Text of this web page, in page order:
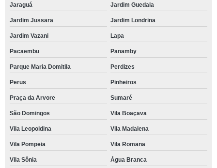
Jaraguá Jardim Guedala
Jardim Jussara Jardim Londrina
Jardim Vazani Lapa
Pacaembu Panamby
Parque Maria Domitila Perdizes
Perus Pinheiros
Praça da Arvore Sumaré
São Domingos Vila Boaçava
Vila Leopoldina Vila Madalena
Vila Pompeia Vila Romana
Vila Sônia
Água Branca